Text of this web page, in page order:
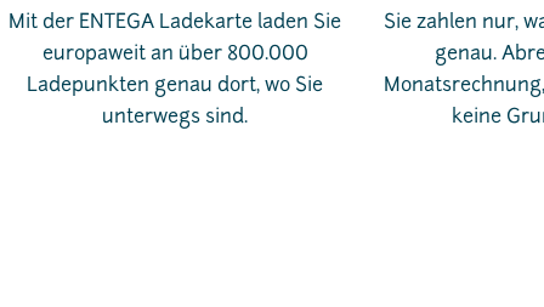
Mit der ENTEGA Ladekarte laden Sie
europaweit an über 800.000
Ladepunkten genau dort, wo Sie
unterwegs sind.
Sie zahlen nur,
genau.
keine